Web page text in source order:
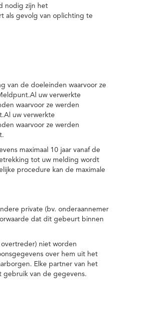
nodig zijn het
als gevolg van oplichting te
van de doeleinden waarvoor ze
uw verwerkte
waarvoor ze werden
uw verwerkte
waarvoor ze werden
maximaal 10 jaar vanaf de
tot uw melding wordt
procedure kan de maximale
private (bv. onderaannemer
dat dit gebeurt binnen
niet worden
over hem uit het
Elke partner van het
gebruik van de gegevens.